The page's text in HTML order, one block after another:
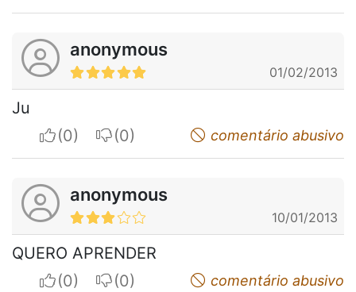
anonymous
01/02/2013
Ju
I apreciateI do not appreciatecomentário abusivo
anonymous
10/01/2013
QUERO APRENDER
I apreciateI do not appreciatecomentário abusivo